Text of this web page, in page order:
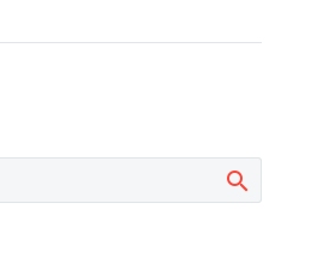
“Analizando el impacto